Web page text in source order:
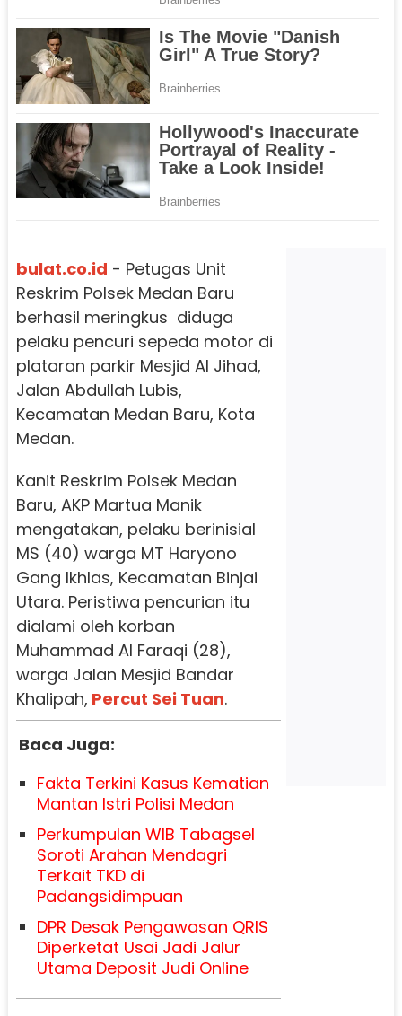
bulat.co.id - Petugas Unit
Reskrim Polsek Medan Baru
berhasil meringkus diduga
pelaku pencuri sepeda motor di
plataran parkir Mesjid Al Jihad,
Jalan Abdullah Lubis,
Kecamatan Medan Baru, Kota
Medan.
Kanit Reskrim Polsek Medan
Baru, AKP Martua Manik
mengatakan, pelaku berinisial
MS (40) warga MT Haryono
Gang Ikhlas, Kecamatan Binjai
Utara. Peristiwa pencurian itu
dialami oleh korban
Muhammad Al Faraqi (28),
warga Jalan Mesjid Bandar
Khalipah, Percut Sei Tuan.
Baca Juga:
Fakta Terkini Kasus Kematian
Mantan Istri Polisi Medan
Perkumpulan WIB Tabagsel
Soroti Arahan Mendagri
Terkait TKD di
Padangsidimpuan
DPR Desak Pengawasan QRIS
Diperketat Usai Jadi Jalur
Utama Deposit Judi Online